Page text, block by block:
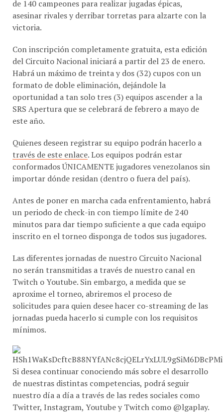
asesinar rivales y derribar torretas para alzarte con la
victoria.
del Circuito Nacional iniciará a partir del 23 de enero.
Habrá un máximo de treinta y dos (32) cupos con un
formato de doble eliminación, dejándole la
oportunidad a tan solo tres (3) equipos ascender a la
SRS Apertura que se celebrará de febrero a mayo de
este año.
través de este enlace. Los equipos podrán estar
conformados ÚNICAMENTE jugadores venezolanos sin
importar dónde residan (dentro o fuera del país).
un periodo de check-in con tiempo límite de 240
minutos para dar tiempo suficiente a que cada equipo
inscrito en el torneo disponga de todos sus jugadores.
no serán transmitidas a través de nuestro canal en
Twitch o Youtube. Sin embargo, a medida que se
aproxime el torneo, abriremos el proceso de
solicitudes para quien desee hacer co-streaming de las
jornadas pueda hacerlo si cumple con los requisitos
mínimos.
Si desea continuar conociendo más sobre el desarrollo
de nuestras distintas competencias, podrá seguir
nuestro día a día a través de las redes sociales como
Twitter, Instagram, Youtube y Twitch como @lgaplay.